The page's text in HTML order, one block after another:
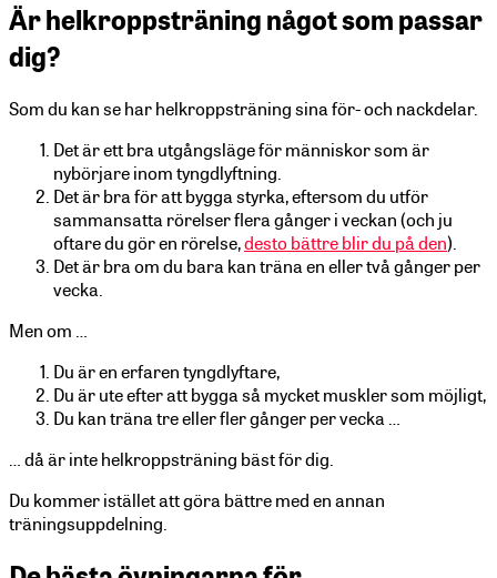
Är helkroppsträning något som passar
dig?
Som du kan se har helkroppsträning sina för- och nackdelar.
Det är ett bra utgångsläge för människor som är
nybörjare inom tyngdlyftning.
Det är bra för att bygga styrka, eftersom du utför
sammansatta rörelser flera gånger i veckan (och ju
oftare du gör en rörelse,desto bättre blir du på den).
Det är bra om du bara kan träna en eller två gånger per
vecka.
Men om …
Du är en erfaren tyngdlyftare,
Du är ute efter att bygga så mycket muskler som möjligt,
Du kan träna tre eller fler gånger per vecka …
… då är inte helkroppsträning bäst för dig.
Du kommer istället att göra bättre med en annan
träningsuppdelning.